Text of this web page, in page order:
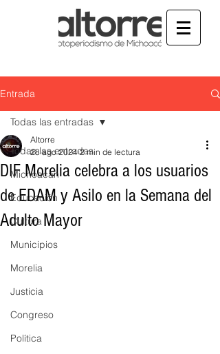
Entrada
Todas las entradas
Michoacán
Educación
Cultura
Municipios
Morelia
Justicia
Congreso
Política
Todas las entradas
DIF Morelia celebra a los usuarios
de EDAM y Asilo en la Semana del
Adulto Mayor
Altorre
28 ago 2024 2 min de lectura